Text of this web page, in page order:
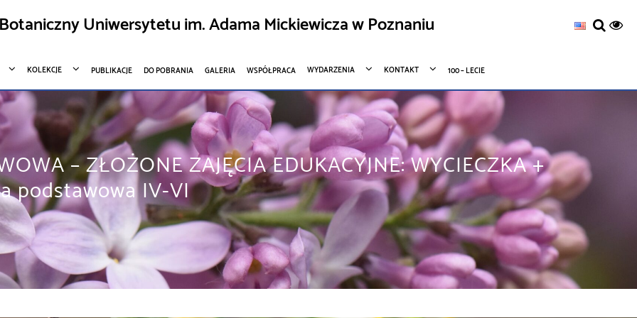
Uniwersytetu im. Adama Mickiewicza w Poznaniu
KOLEKCJE PUBLIKACJE DO POBRANIA GALERIA WSPÓŁPRACA WYDARZENIA KONTAKT 100 – LECIE
– ZŁOŻONE ZAJĘCIA EDUKACYJNE: WYCIECZKA +
podstawowa IV-VI